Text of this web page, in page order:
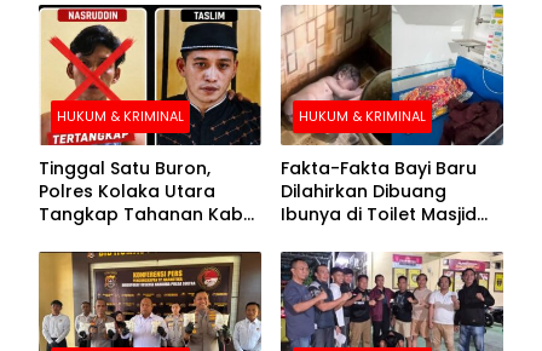
Crusher
HUKUM & KRIMINAL
Tinggal Satu Buron,
Polres Kolaka Utara
Tangkap Tahanan Kabur
Pengejaran
HUKUM & KRIMINAL
Fakta-Fakta Bayi Baru
Dilahirkan Dibuang
Ibunya di Toilet Masjid